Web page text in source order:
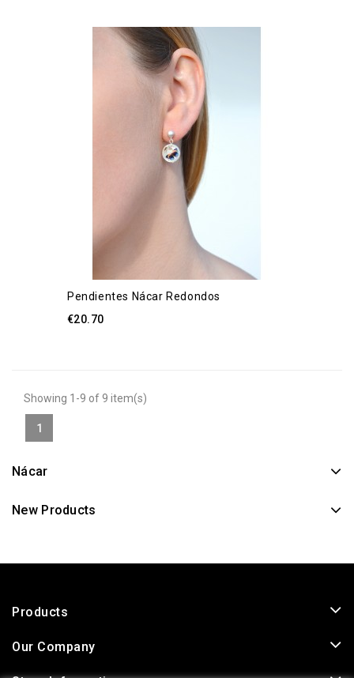
Pendientes Nácar Redondos
€20.70
Showing 1-9 of 9 item(s)
1
Nácar
New Products
Products
Our Company